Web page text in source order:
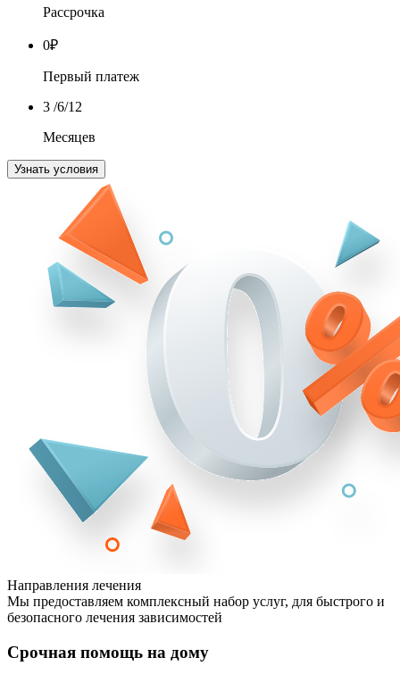
Рассрочка
0₽
Первый платеж
3 /6/12
Месяцев
Узнать условия
Направления лечения
Мы предоставляем комплексный набор услуг, для быстрого и
безопасного лечения зависимостей
Срочная помощь на дому